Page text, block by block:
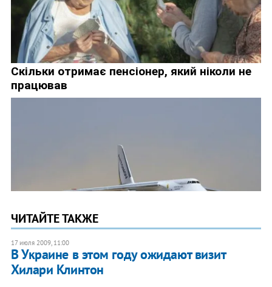
ЧИТАЙТЕ ТАКЖЕ
17 июля 2009, 11:00
В Украине в этом году ожидают визит
Хилари Клинтон